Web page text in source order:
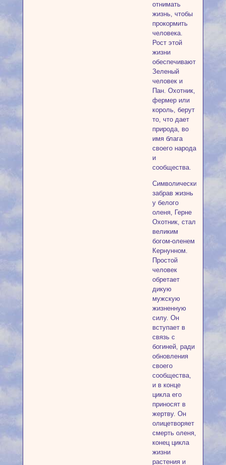
отнимать
жизнь, чтобы
прокормить
человека.
Рост этой
жизни
обеспечивают
Зеленый
человек и
Пан. Охотник,
фермер или
король, берут
то, что дает
природа, во
имя блага
своего народа
и
сообщества.
Символически,
забрав жизнь
у белого
оленя, Герне
Охотник, стал
великим
богом-оленем
Кернунном.
Простой
человек
обретает
дикую
мужскую
жизненную
силу. Он
вступает в
связь с
богиней, ради
обновления
своего
сообщества,
и в конце
цикла его
приносят в
жертву. Он
олицетворяет
смерть оленя,
конец цикла
жизни
растения и